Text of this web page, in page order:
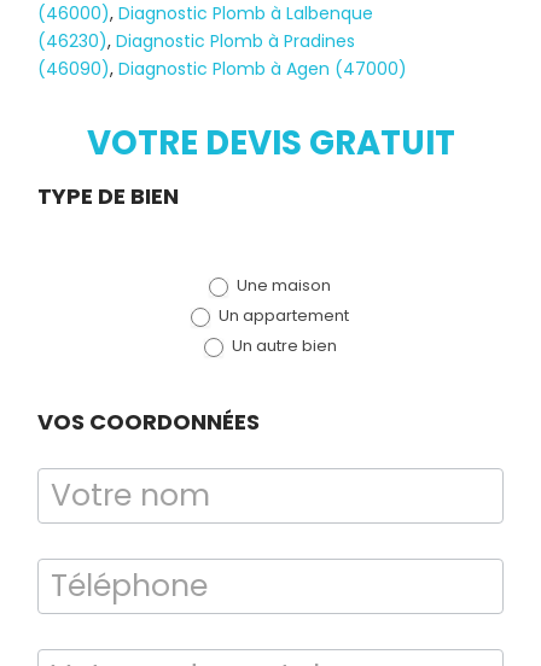
Diagnostic
(46000),Diagnostic Plomb à Lalbenque
(46230),Diagnostic Plomb à Pradines
(46090),Diagnostic Plomb à Agen (47000)
VOTRE DEVIS GRATUIT
Demande
TYPE DE BIEN
Une maison
Un appartement
Un autre bien
VOS COORDONNÉES